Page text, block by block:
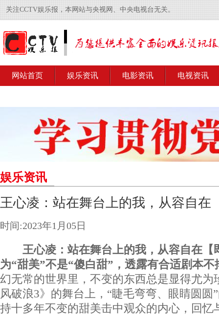
关注CCTV娱乐报，本网站与央视网、中央电视台无关。
网站首页 娱乐资讯 电影资讯 电视资讯
娱乐资讯
王心凌：站在舞台上的我，从容自在
时间:2023年1月05日
王心凌：站在舞台上的我，从容自在【
为“甜美”不是“傻白甜”，透露有合适剧本不
幻无常的世界里，不变的东西总是显得尤为
风破浪3》的舞台上，“睫毛弯弯、眼睛圆圆
持十多年不变的甜美击中观众的内心，回忆